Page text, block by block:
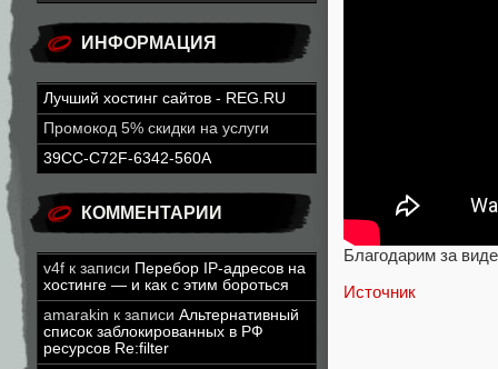
ИНФОРМАЦИЯ
Лучший хостинг сайтов - REG.RU
Промокод 5% скидки на услуги
39CC-C72F-6342-560A
КОММЕНТАРИИ
v4f к записи Перебор IP-адресов на
хостинге — и как с этим бороться
amarakin к записи Альтернативный
список заблокированных в РФ
ресурсов Re:filter
Благодарим за
Источник